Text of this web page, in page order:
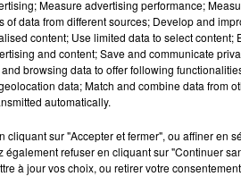
2024
et sur l’Application FG (IOShttps://
pour plus d'informations.
Measure advertising performance;
of data from different sources; Develop and
content; Use limited data to select
and content; Save and communicate
browsing data to offer following
data; Match and combine data from
automatically.
cliquant sur "Accepter et fermer", ou affiner en
également refuser en cliquant sur "Continuer
à jour vos choix, ou retirer votre